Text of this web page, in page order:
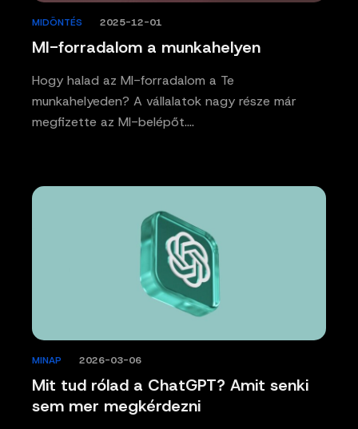
MI-forradalom a munkahelyen
MIDÖNTÉS 2025-12-01
Hogy halad az MI-forradalom a Te
munkahelyeden? A vállalatok nagy része már
megfizette az MI-belépőt.…
Mit tud rólad a ChatGPT? Amit senki
sem mer megkérdezni
MINAP 2026-03-06